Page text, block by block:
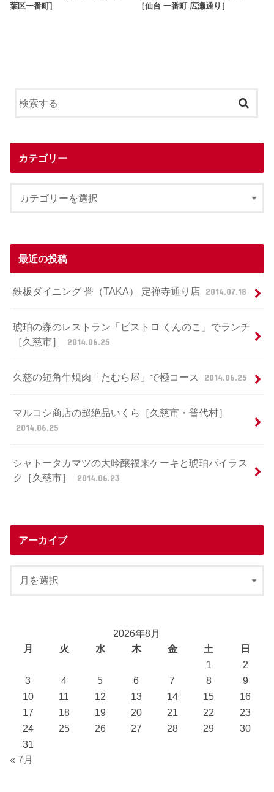
葉区一番町]
［仙台 一番町 広瀬通り］
カテゴリー
最近の投稿
鉄板ダイニング 誉（TAKA） 定禅寺通り店 2014.07.18
琥珀の森のレストラン「ビストロ くんのこ」でランチ
［久慈市］
2014.06.25
久慈の短角牛焼肉「たむら屋」で極コース 2014.06.25
マルコシ商店の超絶品いくら［久慈市・普代村］
2014.06.25
シャトータカマツの大吟醸福来ケーキと琥珀パイラス
ク［久慈市］
2014.06.23
アーカイブ
2026年8月
月
火 水 木 金 土
日
1
2
3
4 5 6 7 8
9
10
11 12 13 14 15
16
17
18 19 20 21 22
23
24
25 26 27 28 29
30
31
« 7月